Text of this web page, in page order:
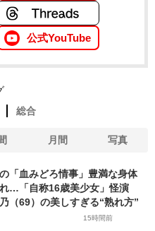
公式YouTube
総合
月間 写真
「血みどろ情事」豊満な身体
…「自称16歳美少女」怪演
（69）の美しすぎる“熟れ方”
15時間前